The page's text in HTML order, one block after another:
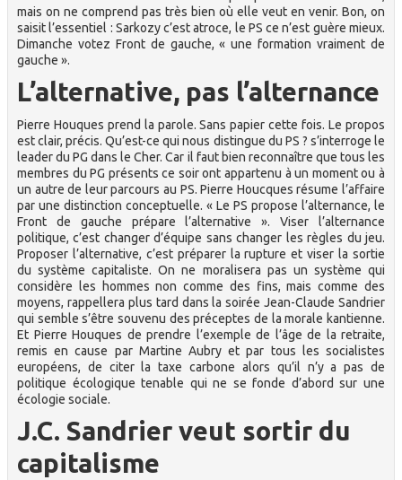
mais on ne comprend pas très bien où elle veut en venir. Bon, on
saisit l’essentiel : Sarkozy c’est atroce, le PS ce n’est guère mieux.
Dimanche votez Front de gauche, « une formation vraiment de
gauche ».
L’alternative, pas l’alternance
Pierre Houques prend la parole. Sans papier cette fois. Le propos
est clair, précis. Qu’est-ce qui nous distingue du PS ? s’interroge le
leader du PG dans le Cher. Car il faut bien reconnaître que tous les
membres du PG présents ce soir ont appartenu à un moment ou à
un autre de leur parcours au PS. Pierre Houcques résume l’affaire
par une distinction conceptuelle. « Le PS propose l’alternance, le
Front de gauche prépare l’alternative ». Viser l’alternance
politique, c’est changer d’équipe sans changer les règles du jeu.
Proposer l’alternative, c’est préparer la rupture et viser la sortie
du système capitaliste. On ne moralisera pas un système qui
considère les hommes non comme des fins, mais comme des
moyens, rappellera plus tard dans la soirée Jean-Claude Sandrier
qui semble s’être souvenu des préceptes de la morale kantienne.
Et Pierre Houques de prendre l’exemple de l’âge de la retraite,
remis en cause par Martine Aubry et par tous les socialistes
européens, de citer la taxe carbone alors qu’il n’y a pas de
politique écologique tenable qui ne se fonde d’abord sur une
écologie sociale.
J.C. Sandrier veut sortir du
capitalisme